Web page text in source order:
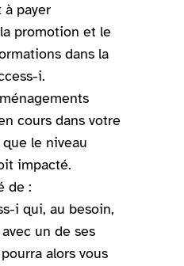
payer
promotion et le
dans la
i.
cours dans votre
le niveau
impacté.
de :
i qui, au besoin,
un de ses
alors vous